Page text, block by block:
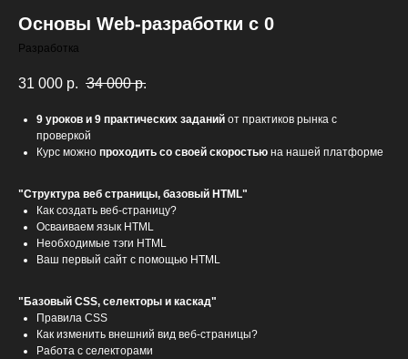
Основы Web-разработки с 0
Разработка
31 000 р. 34 000 р.
9 уроков и 9 практических заданий от практиков рынка с
проверкой
Курс можно проходить со своей скоростью на нашей платформе
"Структура веб страницы, базовый HTML"
Как создать веб-страницу?
Осваиваем язык HTML
Необходимые тэги HTML
Ваш первый сайт с помощью HTML
"Базовый CSS, селекторы и каскад"
Правила CSS
Как изменить внешний вид веб-страницы?
Работа с селекторами